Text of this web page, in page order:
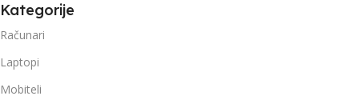
Kategorije
Računari
Laptopi
Mobiteli